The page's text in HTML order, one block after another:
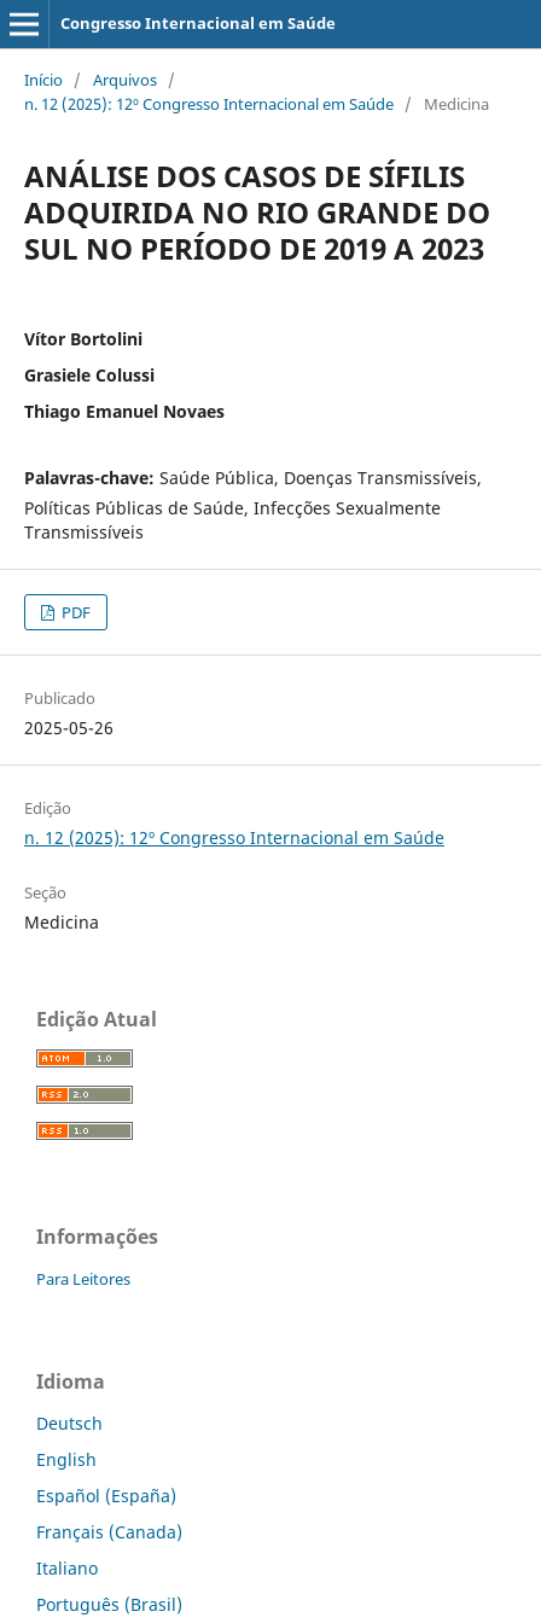
Congresso Internacional em Saúde
Início / Arquivos /
n. 12 (2025): 12º Congresso Internacional em Saúde / Medicina
ANÁLISE DOS CASOS DE SÍFILIS
ADQUIRIDA NO RIO GRANDE DO
SUL NO PERÍODO DE 2019 A 2023
Vítor Bortolini
Grasiele Colussi
Thiago Emanuel Novaes
Palavras-chave: Saúde Pública, Doenças Transmissíveis,
Políticas Públicas de Saúde, Infecções Sexualmente
Transmissíveis
PDF
Publicado
2025-05-26
Edição
n. 12 (2025): 12º Congresso Internacional em Saúde
Seção
Medicina
Edição Atual
Informações
Para Leitores
Idioma
Deutsch
English
Español (España)
Français (Canada)
Italiano
Português (Brasil)